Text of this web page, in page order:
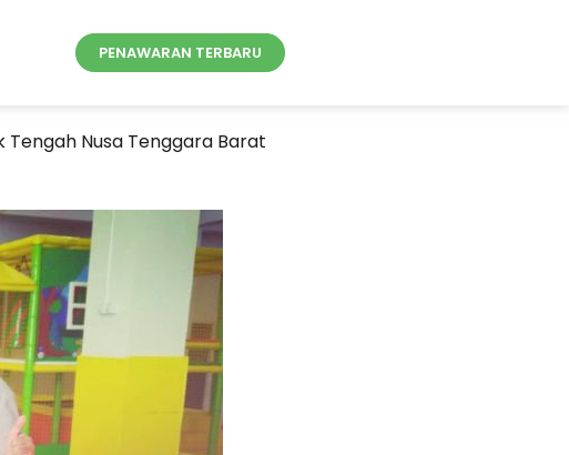
PENAWARAN TERBARU
Nusa Tenggara Barat